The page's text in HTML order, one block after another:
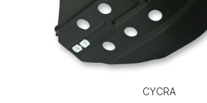
CYCRA